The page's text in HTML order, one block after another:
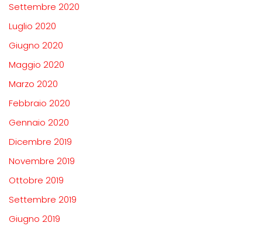
Settembre 2020
Luglio 2020
Giugno 2020
Maggio 2020
Marzo 2020
Febbraio 2020
Gennaio 2020
Dicembre 2019
Novembre 2019
Ottobre 2019
Settembre 2019
Giugno 2019